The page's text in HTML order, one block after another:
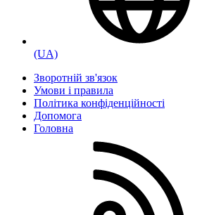
(UA)
Зворотній зв'язок
Умови і правила
Політика конфіденційності
Дoпoмoга
Головна